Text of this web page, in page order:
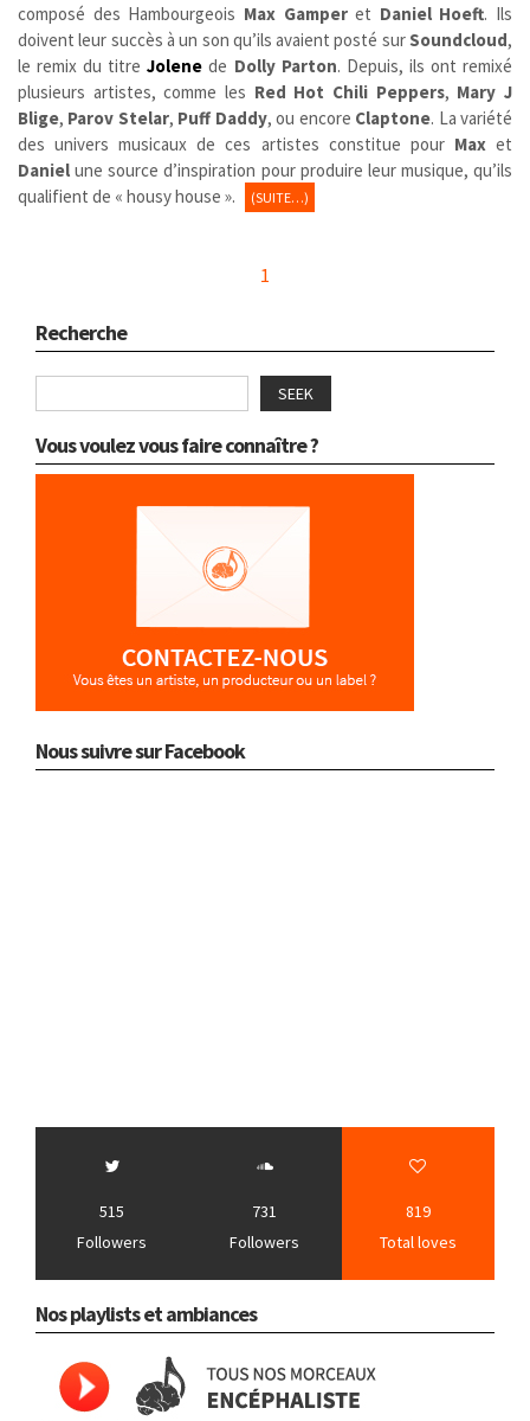
composé des Hambourgeois Max Gamperet Daniel Hoeft. Ils
doivent leur succès à un son qu’ils avaient posté surSoundcloud,
le remix du titreJolene de Dolly Parton. Depuis, ils ont remixé
plusieurs artistes, comme les Red Hot Chili Peppers, Mary J
Blige, Parov Stelar, Puff Daddy, ou encore Claptone. La variété
des univers musicaux de ces artistes constitue pour Maxet
Daniel une source d’inspiration pour produire leur musique, qu’ils
qualifient de « housy house ».
(SUITE…)
1
Recherche
SEEK
Vous voulez vous faire connaître ?
Nous suivre sur Facebook
515
Followers
731
Followers
819
Total loves
Nos playlists et ambiances